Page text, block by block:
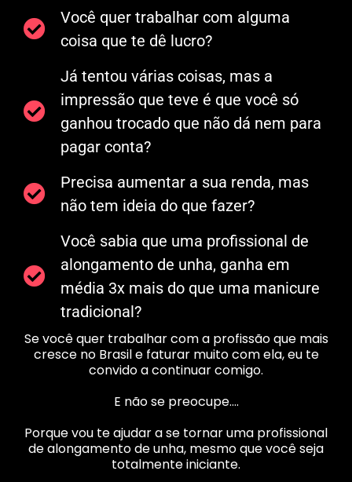
Você quer trabalhar com alguma
coisa que te dê lucro?
Já tentou várias coisas, mas a
impressão que teve é que você só
ganhou trocado que não dá nem para
pagar conta?
Precisa aumentar a sua renda, mas
não tem ideia do que fazer?
Você sabia que uma profissional de
alongamento de unha, ganha em
média 3x mais do que uma manicure
tradicional?
Se você quer trabalhar com a profissão que mais
cresce no Brasil e faturar muito com ela, eu te
convido a continuar comigo.
E não se preocupe….
Porque vou te ajudar a se tornar uma profissional
de alongamento de unha, mesmo que você seja
totalmente iniciante.